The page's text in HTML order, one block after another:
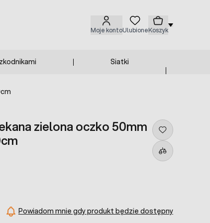
Moje kontoUlubioneKoszyk
Siatki
zielona oczko 50mm
Powiadom mnie gdy produkt będzie dostępny